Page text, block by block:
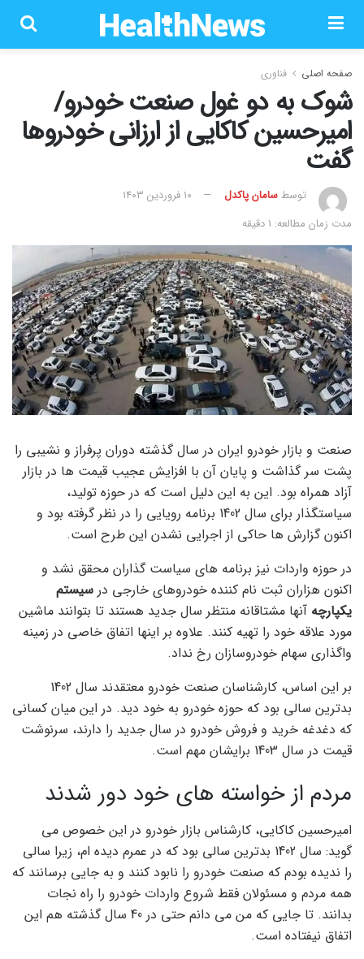
صفحه اصلی فناوری
شوک به دو غول صنعت خودرو/
امیرحسین کاکایی از ارزانی خودروها
گفت
توسطسامان پاکدل
۱۰ فروردین ۱۴۰۳
مدت زمان مطالعه: 1 دقیقه
صنعت و بازار خودرو ایران در سال گذشته دوران پرفراز و نشیبی را
پشت سر گذاشت و پایان آن با افزایش عجیب قیمت ها در بازار
آزاد همراه بود. این به این دلیل است که در حوزه تولید،
سیاستگذار برای سال 1402 برنامه رویایی را در نظر گرفته بود و
اکنون گزارش ها حاکی از اجرایی نشدن این طرح است.
در حوزه واردات نیز برنامه های سیاست گذاران محقق نشد و
اکنون هزاران ثبت نام کننده خودروهای خارجی در سیستم
یکپارچه آنها مشتاقانه منتظر سال جدید هستند تا بتوانند ماشین
مورد علاقه خود را تهیه کنند. علاوه بر اینها اتفاق خاصی در زمینه
واگذاری سهام خودروسازان رخ نداد.
بر این اساس، کارشناسان صنعت خودرو معتقدند سال 1402
بدترین سالی بود که حوزه خودرو به خود دید. در این میان کسانی
که دغدغه خرید و فروش خودرو در سال جدید را دارند، سرنوشت
قیمت در سال 1403 برایشان مهم است.
مردم از خواسته های خود دور شدند
امیرحسین کاکایی، کارشناس بازار خودرو در این خصوص می
گوید: سال 1402 بدترین سالی بود که در عمرم دیده ام، زیرا سالی
را ندیده بودم که صنعت خودرو را نابود کنند و به جایی برسانند که
همه مردم و مسئولان فقط شروع واردات خودرو را راه نجات
بدانند. تا جایی که من می دانم حتی در 40 سال گذشته هم این
اتفاق نیفتاده است.